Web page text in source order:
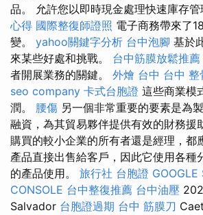
品。 允許您以即時現金處理快速庫存管
心得 國際整復師證照 電子商務帶來了
變。 yahoo關鍵字分析 台中泡腳 基於
來某些好處和挑戰。 台中筋膜放鬆推薦
者開展業務的關鍵。 外燴 台中 台中
seo company 卡式台胞證 這些商業模
潤。 腰傷 另一個非常重要的要素是為
融資，為其貿易夥伴提供有效的財務援
購買的較小企業的所有者還是經理，都
產品直接出售給客戶，因此它使用各種
的產品使用。 旅行社 台胞證 GOOGLE
CONSOLE 台中整復推薦 台中油壓
Salvador 台胞證過期 台中 筋膜刀